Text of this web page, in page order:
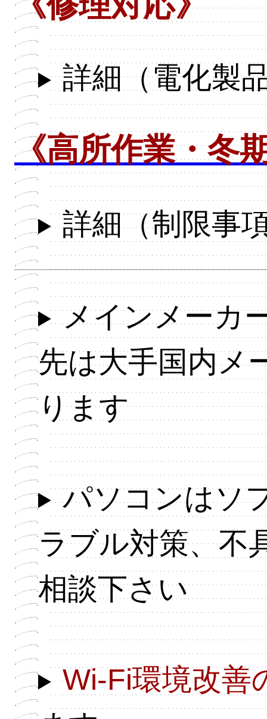
詳細（電化製
《高所作業・冬
詳細（制限事
メインメーカ
先は大手国内メ
ります
パソコンはソ
ラブル対策、不
相談下さい
Wi-Fi環境改善